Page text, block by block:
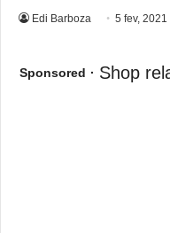
Edi Barboza 5 fev, 2021